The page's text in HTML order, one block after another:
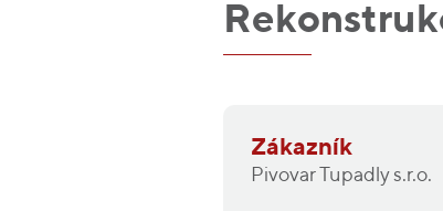
Zákazník
Pivovar Tupadly s.r.o.